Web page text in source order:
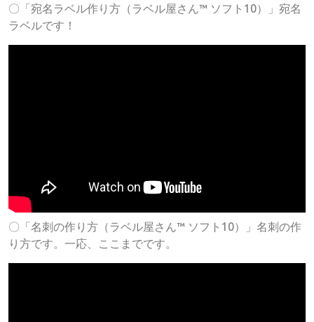
〇「宛名ラベル作り方（ラベル屋さん™ ソフト10）」宛名
ラベルです！
〇「名刺の作り方（ラベル屋さん™ ソフト10）」名刺の作
り方です。一応、ここまでです。